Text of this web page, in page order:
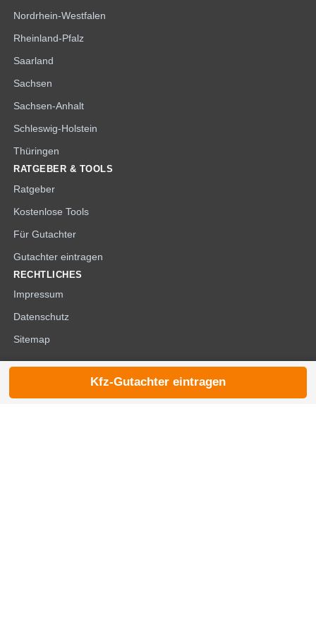
Nordrhein-Westfalen
Rheinland-Pfalz
Saarland
Sachsen
Sachsen-Anhalt
Schleswig-Holstein
Thüringen
RATGEBER & TOOLS
Ratgeber
Kostenlose Tools
Für Gutachter
Gutachter eintragen
RECHTLICHES
Impressum
Datenschutz
Sitemap
© 2026 die-kfzgutachter.de |
Kfz-Gutachter eintragen